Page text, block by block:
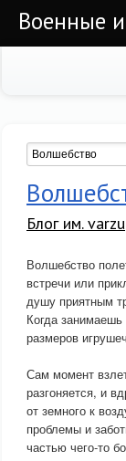
Военные
Блог им.
Волшебство
встречи или
душу приятным
Когда
размеров
Сам момент
разгоняется, и
от земного к
проблемы и
частью чего-то